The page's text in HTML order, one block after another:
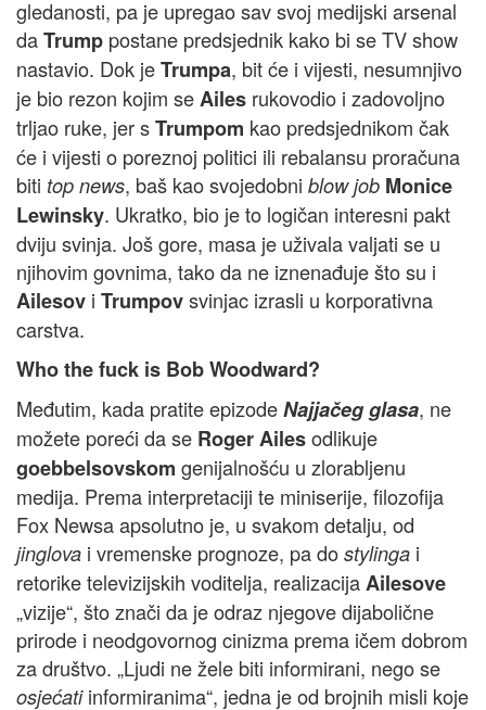
gledanosti, pa je upregao sav svoj medijski arsenal
daTrump postane predsjednik kako bi se TV show
nastavio. Dok jeTrumpa, bit će i vijesti, nesumnjivo
je bio rezon kojim seAiles rukovodio i zadovoljno
trljao ruke, jer sTrumpom kao predsjednikom čak
će i vijesti o poreznoj politici ili rebalansu proračuna
biti top news, baš kao svojedobni blow job Monice
Lewinsky. Ukratko, bio je to logičan interesni pakt
dviju svinja. Još gore, masa je uživala valjati se u
njihovim govnima, tako da ne iznenađuje što su i
Ailesov i Trumpovsvinjac izrasli u korporativna
carstva.
Who the fuck is Bob Woodward?
Međutim, kada pratite epizodeNajjačeg glasa, ne
možete poreći da se Roger Ailesodlikuje
goebbelsovskom genijalnošću u zlorabljenu
medija. Prema interpretaciji te miniserije, filozofija
Fox Newsa apsolutno je, u svakom detalju, od
jinglova i vremenske prognoze, pa do stylinga i
retorike televizijskih voditelja, realizacijaAilesove
„vizije“, što znači da je odraz njegove dijabolične
prirode i neodgovornog cinizma prema ičem dobrom
za društvo. „Ljudi ne žele biti informirani, nego se
osjećatiinformiranima“, jedna je od brojnih misli koje